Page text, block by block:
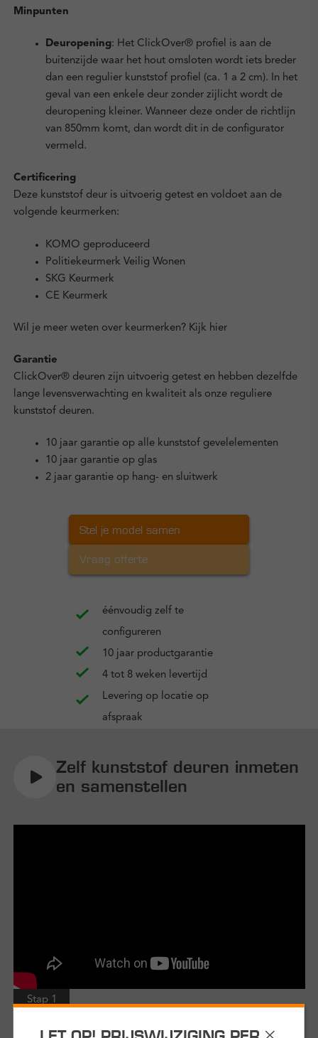
Minpunten
Deuropening: Het ClickOver® profiel is aan de
buitenzijde waar het hout omsloten wordt iets breder
dan een regulier kunststof profiel (ca. 1 a 2 cm). In het
geval van een enkele deur zonder zijlicht wordt de
deuropening kleiner. Wanneer deze onder de richtlijn
van 850mm komt, dan wordt dit in de configurator
vermeld.
Certificering
Deze kunststof deur is uitvoerig getest en voldoet aan de
volgende keurmerken:
KOMO geproduceerd
Politiekeurmerk Veilig Wonen
SKG Keurmerk
CE Keurmerk
Wil je meer weten over keurmerken? Kijk hier
Garantie
ClickOver® deuren zijn uitvoerig getest en hebben dezelfde
lange levensverwachting en kwaliteit als onze reguliere
kunststof deuren.
10 jaar garantie op alle kunststof gevelelementen
10 jaar garantie op glas
2 jaar garantie op hang- en sluitwerk
Stel je model samen
Vraag offerte
éénvoudig zelf te
configureren
10 jaar productgarantie
4 tot 8 weken levertijd
Levering op locatie op
afspraak
Zelf kunststof deuren inmeten
en samenstellen
Stap 1
Kies je montagemethode